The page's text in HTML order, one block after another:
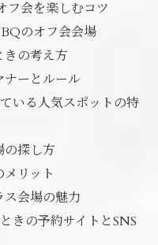
フ会を楽しむコツ
のオフ会会場
の考え方
ナーとルール
いる人気スポットの特
の探し方
リット
会場の魅力
きの予約サイトとSNS